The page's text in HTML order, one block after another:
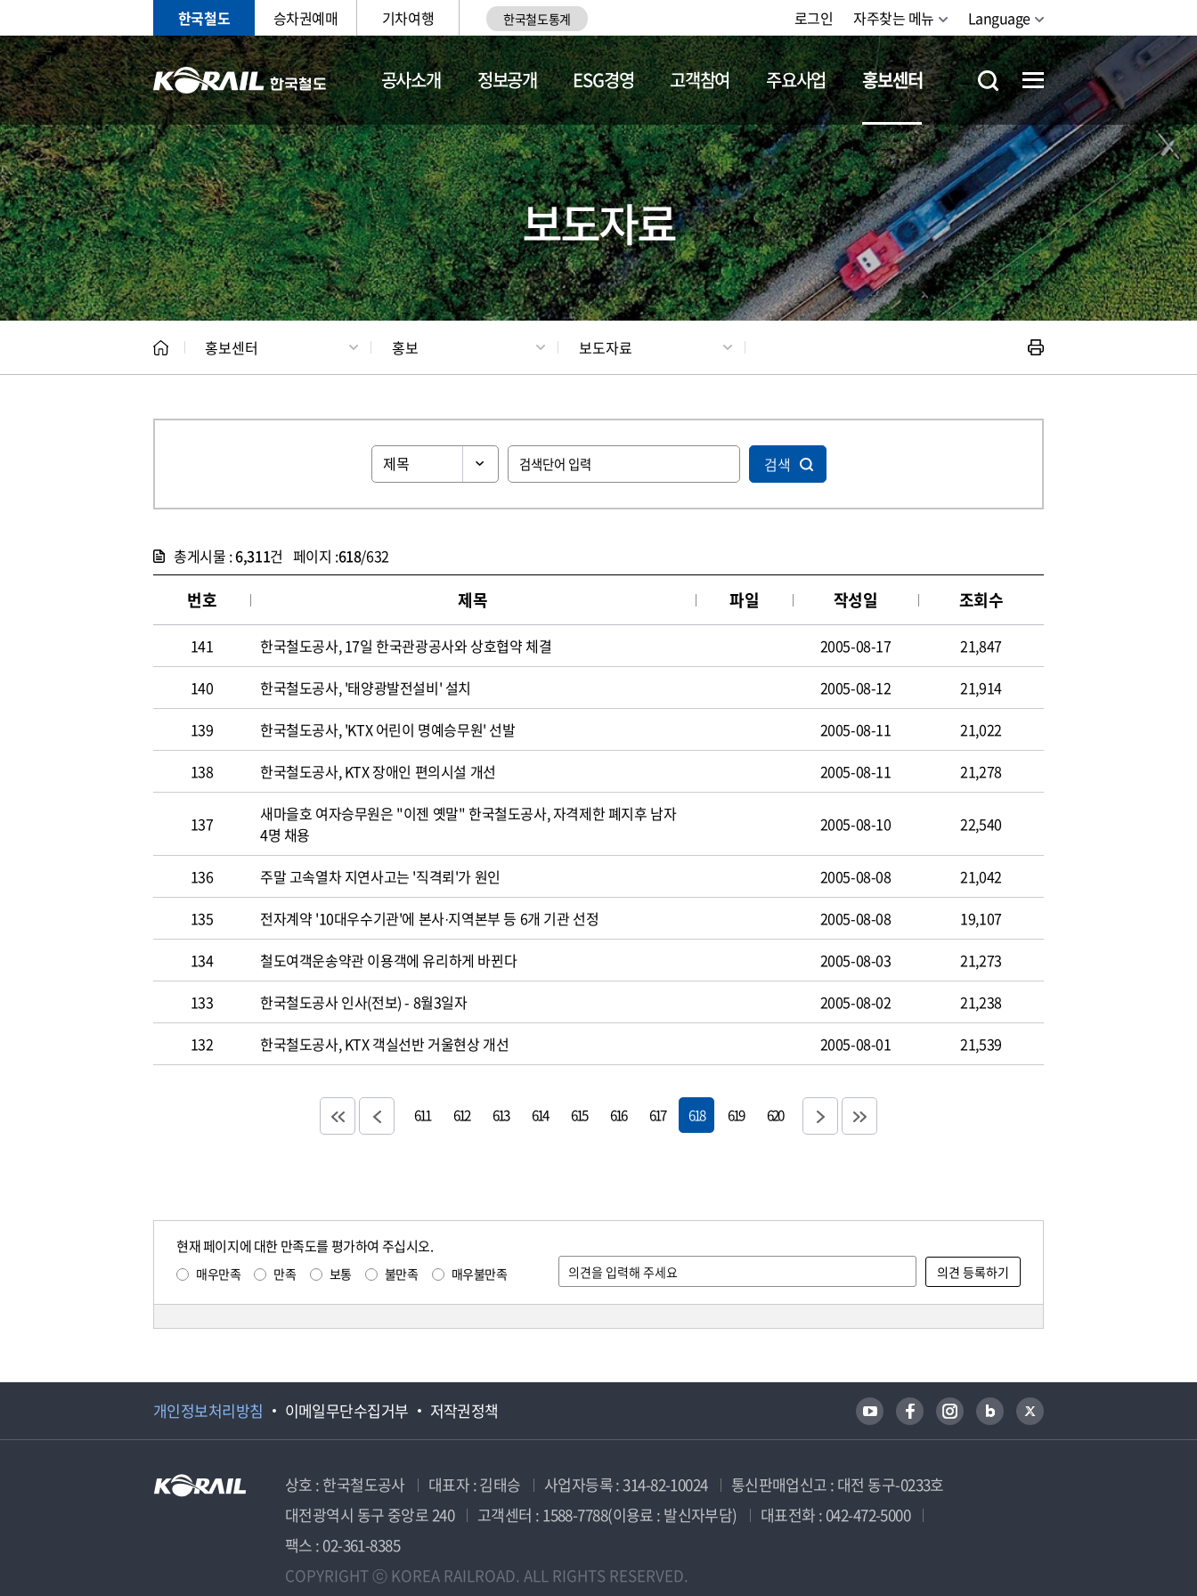
한국철도 승차권예매 기차여행 한국철도통계 로그인 자주찾는 메뉴 Language
공사소개 정보공개 ESG경영 고객참여 주요사업 홍보센터
홍보 문화사업 갤러리 기차소개 철도체험
보도자료
홍보센터 홍보 보도자료
검색
총게시물 :6,311건 페이지 :618/632
번호 제목 파일 작성일 조회수
141 한국철도공사, 17일 한국관광공사와 상호협약 체결 2005-08-17
21,847
140
한국철도공사, '태양광발전설비' 설치 2005-08-12
21,914
139
한국철도공사, 'KTX 어린이 명예승무원' 선발 2005-08-11
21,022
138
한국철도공사, KTX 장애인 편의시설 개선 2005-08-11 21,278
137
새마을호 여자승무원은 "이젠 옛말" 한국철도공사, 자격제한 폐지후 남자
4명 채용
2005-08-10 22,540
136 주말 고속열차 지연사고는 '직격뢰'가 원인 2005-08-08
21,042
135
전자계약 '10대우수기관'에 본사·지역본부 등 6개 기관 선정 2005-08-08
19,107
134
철도여객운송약관 이용객에 유리하게 바뀐다 2005-08-03
21,273
133
한국철도공사 인사(전보) - 8월3일자 2005-08-02
21,238
132
한국철도공사, KTX 객실선반 거울현상 개선 2005-08-01 21,539
611 612 613 614 615 616 617 618 619 620
현재 페이지에 대한 만족도를 평가하여 주십시오.
매우만족 만족 보통 불만족 매우불만족
개인정보처리방침 이메일무단수집거부 저작권정책
상호 : 한국철도공사 대표자 : 김태승 사업자등록 : 314-82-10024
통신판매업신고 : 대전 동구-0233호
대전광역시 동구 중앙로 240
고객센터 : 1588-7788(이용료 : 발신자부담)
대표전화 : 042-472-5000
팩스 : 02-361-8385
COPYRIGHT ⓒ KOREA RAILROAD. ALL RIGHTS RESERVED.